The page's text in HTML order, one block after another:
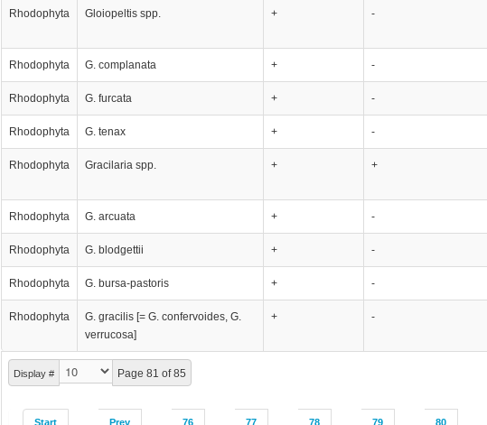
Display # Page 81 of 85
Start Prev 76 77 78 79 80
Rhodophyta Gloiopeltis spp. + -
Rhodophyta G. complanata + -
Rhodophyta G. furcata + -
Rhodophyta G. tenax + -
Rhodophyta Gracilaria spp. + +
Rhodophyta G. arcuata + -
Rhodophyta G. blodgettii + -
Rhodophyta G. bursa-pastoris + -
Rhodophyta
G. gracilis [= G. confervoides, G.
verrucosa]
+ -